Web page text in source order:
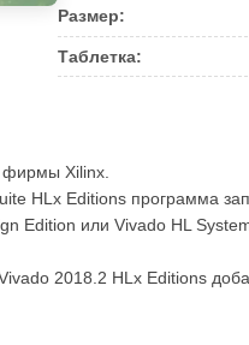
Размер:
Таблетка:
фирмы Xilinx.
HLx Editions программа
Edition или Vivado HL
2018.2 HLx Editions